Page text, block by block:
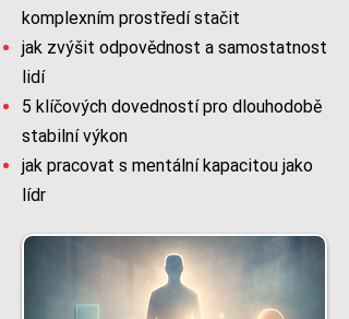
komplexním prostředí stačit
jak zvýšit odpovědnost a samostatnost
lidí
5 klíčových dovedností pro dlouhodobě
stabilní výkon
jak pracovat s mentální kapacitou jako
lídr